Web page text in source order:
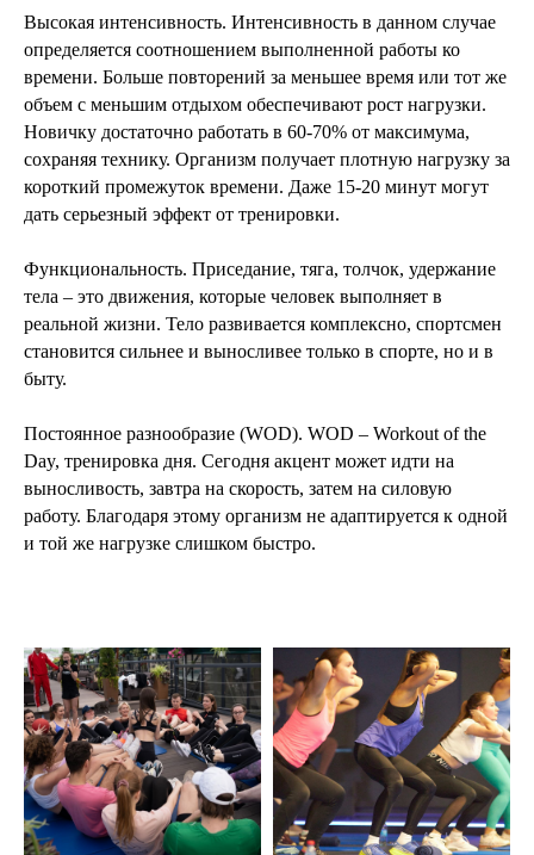
Высокая интенсивность. Интенсивность в данном случае
определяется соотношением выполненной работы ко
времени. Больше повторений за меньшее время или тот же
объем с меньшим отдыхом обеспечивают рост нагрузки.
Новичку достаточно работать в 60-70% от максимума,
сохраняя технику. Организм получает плотную нагрузку за
короткий промежуток времени. Даже 15-20 минут могут
дать серьезный эффект от тренировки.
Функциональность. Приседание, тяга, толчок, удержание
тела – это движения, которые человек выполняет в
реальной жизни. Тело развивается комплексно, спортсмен
становится сильнее и выносливее только в спорте, но и в
быту.
Постоянное разнообразие (WOD). WOD – Workout of the
Day, тренировка дня. Сегодня акцент может идти на
выносливость, завтра на скорость, затем на силовую
работу. Благодаря этому организм не адаптируется к одной
и той же нагрузке слишком быстро.